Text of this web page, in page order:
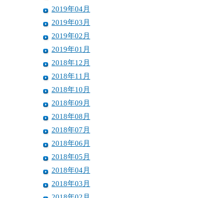
2019年04月
2019年03月
2019年02月
2019年01月
2018年12月
2018年11月
2018年10月
2018年09月
2018年08月
2018年07月
2018年06月
2018年05月
2018年04月
2018年03月